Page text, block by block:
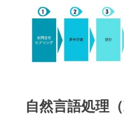
自然言語処理（